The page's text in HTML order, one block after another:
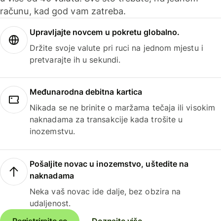
računu, kad god vam zatreba.
Upravljajte novcem u pokretu globalno.
Držite svoje valute pri ruci na jednom mjestu i
pretvarajte ih u sekundi.
Međunarodna debitna kartica
Nikada se ne brinite o maržama tečaja ili visokim
naknadama za transakcije kada trošite u
inozemstvu.
Pošaljite novac u inozemstvo, uštedite na
naknadama
Neka vaš novac ide dalje, bez obzira na
udaljenost.